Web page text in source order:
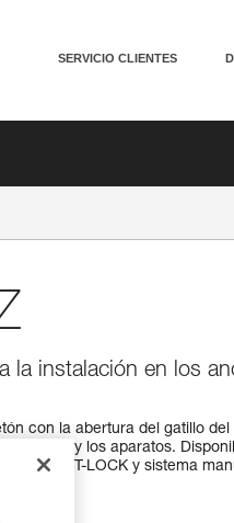
SERVICIO CLIENTES
la instalación en los
con la abertura del gatillo
anclajes y los aparatos.
TRIACT-LOCK y sistema